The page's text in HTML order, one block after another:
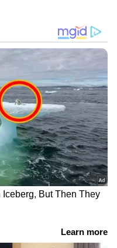
കീപ്പര്‍ ജോഷ്
കോലി - രാഹുല്‍
ക്രീസില്‍
സ്‌കോറിലെത്താന്‍